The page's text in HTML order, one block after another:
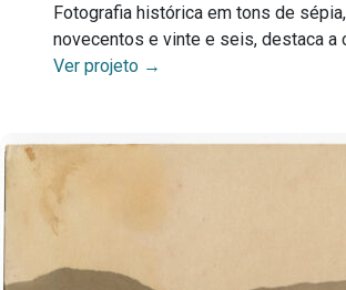
Fotografia histórica em tons de
novecentos e vinte e seis, destaca a
Ver projeto →